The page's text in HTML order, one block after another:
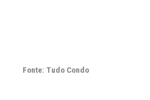
Fonte: Tudo Condo